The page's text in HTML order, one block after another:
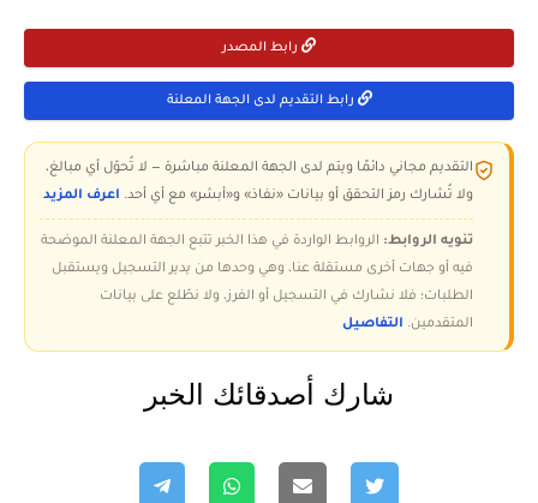
رابط المصدر
رابط التقديم لدى الجهة المعلنة
التقديم مجاني دائمًا ويتم لدى الجهة المعلنة مباشرة — لا تُحوّل أي مبالغ،
ولا تُشارك رمز التحقق أو بيانات «نفاذ» و«أبشر» مع أي أحد. اعرف المزيد
تنويه الروابط: الروابط الواردة في هذا الخبر تتبع الجهة المعلنة الموضحة
فيه أو جهات أخرى مستقلة عنا، وهي وحدها من يدير التسجيل ويستقبل
الطلبات؛ فلا نشارك في التسجيل أو الفرز، ولا نطّلع على بيانات
المتقدمين. التفاصيل
شارك أصدقائك الخبر